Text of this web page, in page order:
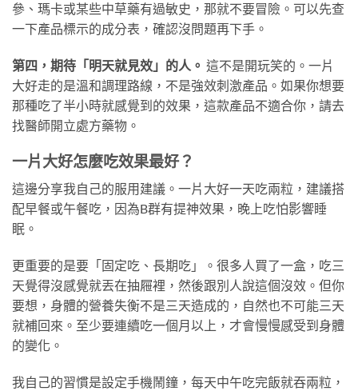
參、瑪卡或某些中草藥有過敏史，那就不要冒險。可以先查
一下產品標示的成分表，確認沒問題再下手。
第四，期待「明天就見效」的人。 這不是開玩笑的。一片
大好走的是溫和調理路線，不是強效刺激產品。如果你想要
那種吃了半小時就感覺到的效果，這款產品不適合你，請去
找醫師開立處方藥物。
一片大好怎麼吃效果最好？
這邊分享我自己的服用建議。一片大好一天吃兩粒，建議搭
配早餐或午餐吃，因為B群有提神效果，晚上吃怕影響睡
眠。
更重要的是要「固定吃、長期吃」。很多人買了一盒，吃三
天覺得沒感覺就丟在抽屜裡，然後跟別人說這個沒效。但你
要想，身體的營養失衡不是三天造成的，自然也不可能三天
就補回來。至少要連續吃一個月以上，才會慢慢感受到身體
的變化。
我自己的習慣是設定手機鬧鐘，每天中午吃完飯就吞兩粒，